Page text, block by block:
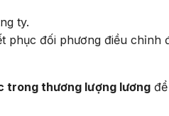
ty.
phục đối phương điều chỉnh
trong thương lượng lương để